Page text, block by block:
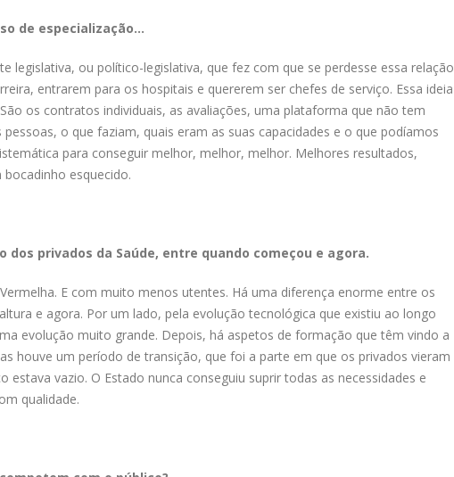
de especialização…
legislativa, ou político-legislativa, que fez com que se perdesse essa relação
entrarem para os hospitais e quererem ser chefes de serviço. Essa ideia
os contratos individuais, as avaliações, uma plataforma que não tem
o que faziam, quais eram as suas capacidades e o que podíamos
para conseguir melhor, melhor, melhor. Melhores resultados,
esquecido.
dos privados da Saúde, entre quando começou e agora.
E com muito menos utentes. Há uma diferença enorme entre os
e agora. Por um lado, pela evolução tecnológica que existiu ao longo
evolução muito grande. Depois, há aspetos de formação que têm vindo a
houve um período de transição, que foi a parte em que os privados vieram
estava vazio. O Estado nunca conseguiu suprir todas as necessidades e
qualidade.